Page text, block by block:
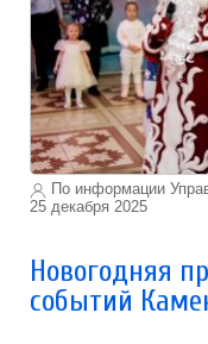
По информации
25 декабря 2025
Новогодняя
событий